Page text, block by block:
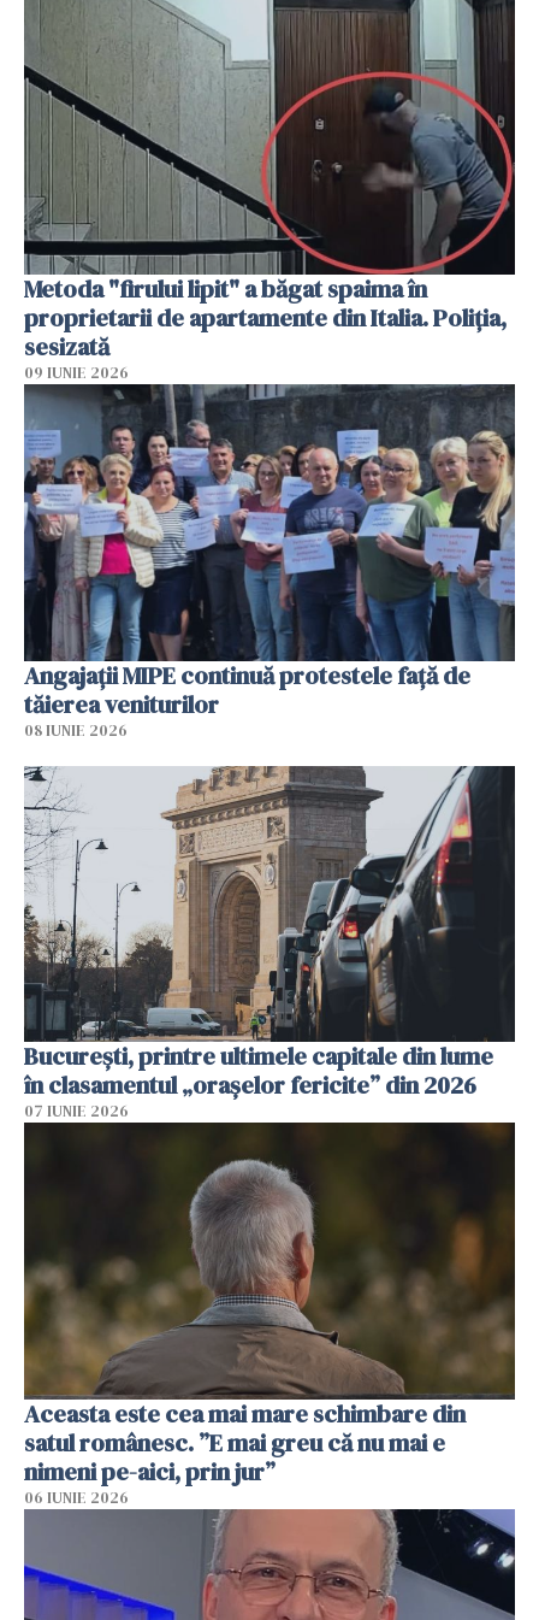
Metoda "firului lipit" a băgat spaima în
proprietarii de apartamente din Italia. Poliția,
sesizată
09 IUNIE 2026
Angajaţii MIPE continuă protestele faţă de
tăierea veniturilor
08 IUNIE 2026
București, printre ultimele capitale din lume
în clasamentul „orașelor fericite” din 2026
07 IUNIE 2026
Aceasta este cea mai mare schimbare din
satul românesc. ”E mai greu că nu mai e
nimeni pe-aici, prin jur”
06 IUNIE 2026